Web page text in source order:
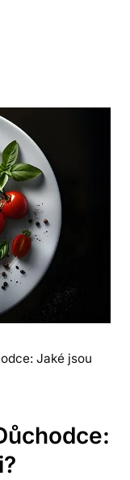
Jaké jsou